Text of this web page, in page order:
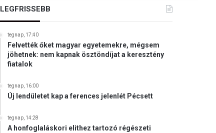
LEGFRISSEBB
tegnap, 17:40
Felvették őket magyar egyetemekre, mégsem
jöhetnek: nem kapnak ösztöndíjat a keresztény
fiatalok
tegnap, 16:00
Új lendületet kap a ferences jelenlét Pécsett
tegnap, 14:28
A honfoglaláskori elithez tartozó régészeti